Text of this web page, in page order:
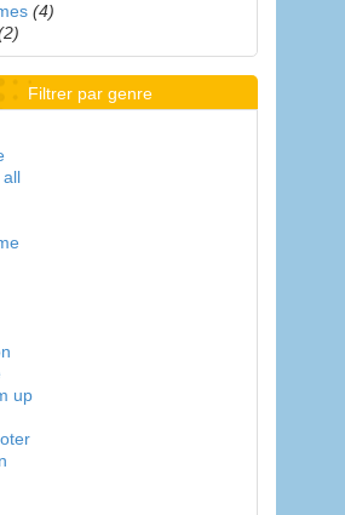
(4)
Filtrer par genre
all
up